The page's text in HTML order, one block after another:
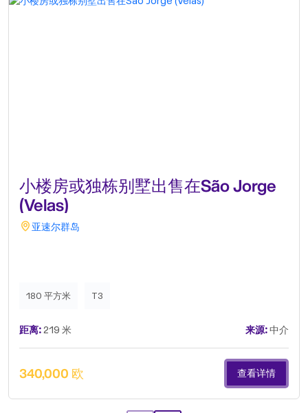
小楼房或独栋别墅出售在São Jorge
(Velas)
亚速尔群岛
180 平方米 T3
距离:219 米 来源:中介
340,000 欧 查看详情